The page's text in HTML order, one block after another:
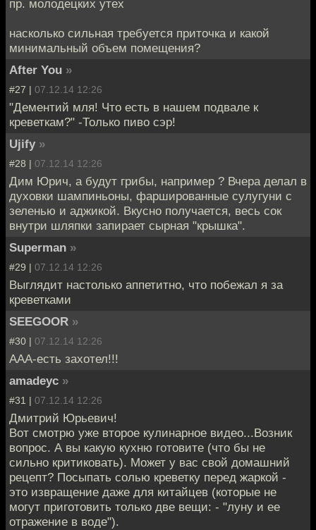
пр. молодецких утех
насколько сильная требуется приточка и какой
минимальный объем помещения?
After You »
#27 | 07.12.14 12:26
"Дементий мля! Что есть в нашем подвале к
креветкам?" -Только пиво сэр!
Ujify »
#28 | 07.12.14 12:26
Дим Юрич, а будут грибы, например ? Вчера делал в
духовки шампиньоны, фаршированные сулугуни с
зеленью и аджикой. Вкусно получается, весь сок
внутри шляпки запирает сырная "крышка".
Superman »
#29 | 07.12.14 12:26
Выглядит настолько аппетитно, что побежал я за
креветками
SEEGOOR »
#30 | 07.12.14 12:26
ААА-есть захотел!!!
amadeyc »
#31 | 07.12.14 12:26
Дмитрий Юрьевич!
Вот смотрю уже второе кулинарное видео...Возник
вопрос. А вы какую кухню готовите (что бы не
сильно критиковать). Может у вас свой домашний
рецепт? Посыпать солью креветку перед жаркой -
это извращение даже для китайцев (которые не
могут приготовить только две вещи: - "луну и ее
отражение в воде").